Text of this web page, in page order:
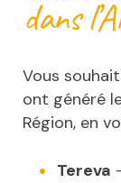
dans
Vous
ont généré
Région, en
Tereva